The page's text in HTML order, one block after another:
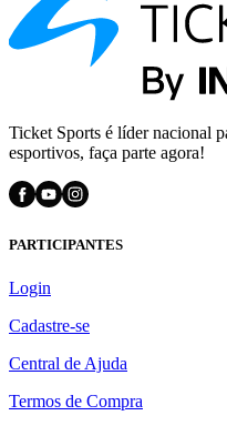
Ticket Sports é líder nacional
esportivos, faça parte agora!
PARTICIPANTES
Login
Cadastre-se
Central de Ajuda
Termos de Compra